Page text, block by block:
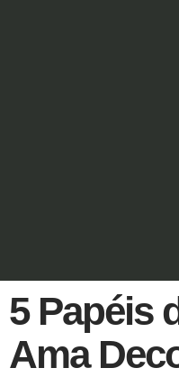
5 Papéis
Ama